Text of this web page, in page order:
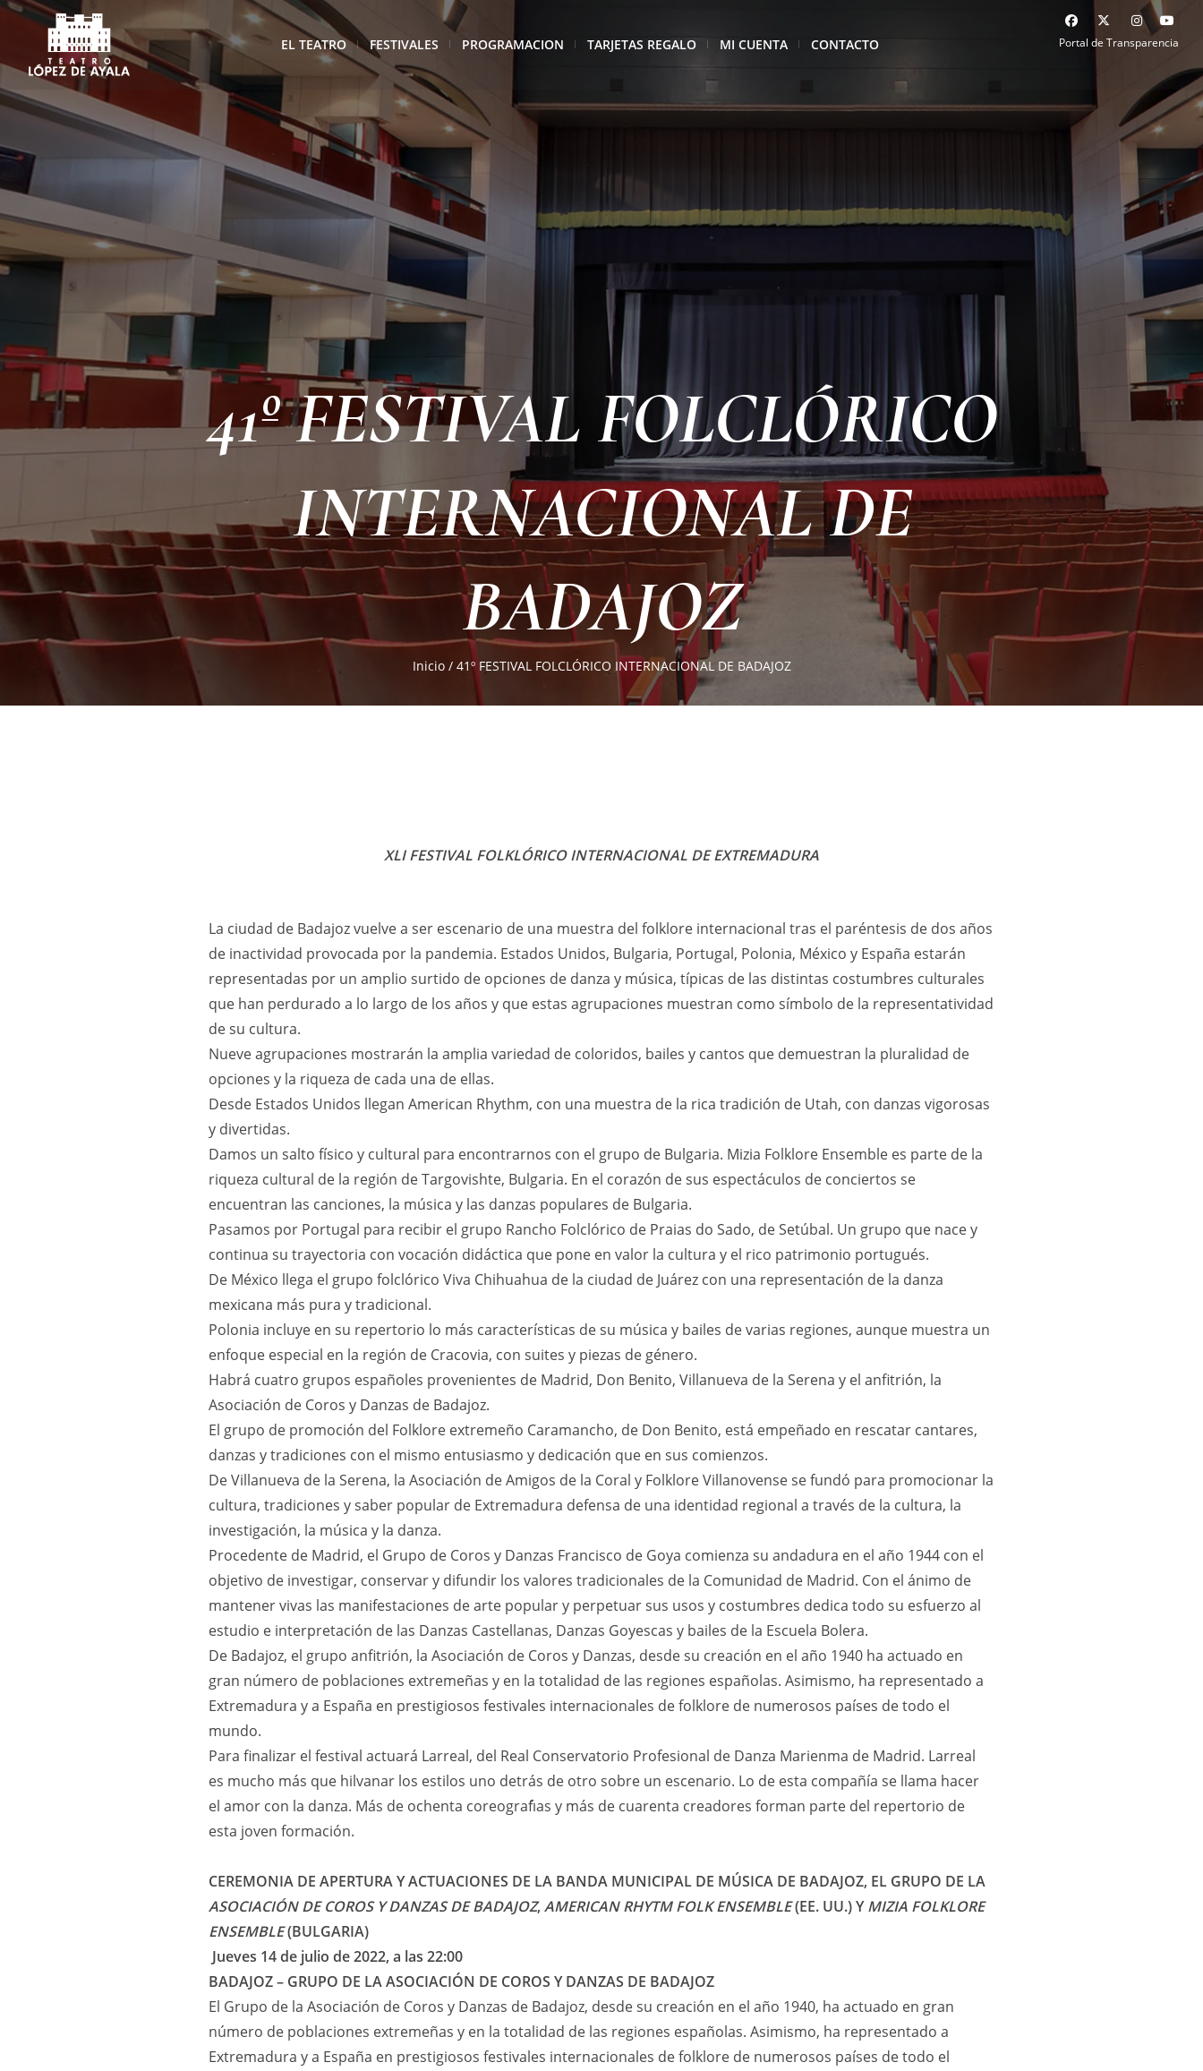
Portal de Transparencia
EL TEATRO FESTIVALES PROGRAMACION TARJETAS REGALO MI CUENTA CONTACTO
41º FESTIVAL FOLCLÓRICO
INTERNACIONAL DE
BADAJOZ
Inicio / 41º FESTIVAL FOLCLÓRICO INTERNACIONAL DE BADAJOZ
XLI FESTIVAL FOLKLÓRICO INTERNACIONAL DE EXTREMADURA
La ciudad de Badajoz vuelve a ser escenario de una muestra del folklore internacional tras el paréntesis de dos años
de inactividad provocada por la pandemia. Estados Unidos, Bulgaria, Portugal, Polonia, México y España estarán
representadas por un amplio surtido de opciones de danza y música, típicas de las distintas costumbres culturales
que han perdurado a lo largo de los años y que estas agrupaciones muestran como símbolo de la representatividad
de su cultura.
Nueve agrupaciones mostrarán la amplia variedad de coloridos, bailes y cantos que demuestran la pluralidad de
opciones y la riqueza de cada una de ellas.
Desde Estados Unidos llegan American Rhythm, con una muestra de la rica tradición de Utah, con danzas vigorosas
y divertidas.
Damos un salto físico y cultural para encontrarnos con el grupo de Bulgaria. Mizia Folklore Ensemble es parte de la
riqueza cultural de la región de Targovishte, Bulgaria. En el corazón de sus espectáculos de conciertos se
encuentran las canciones, la música y las danzas populares de Bulgaria.
Pasamos por Portugal para recibir el grupo Rancho Folclórico de Praias do Sado, de Setúbal. Un grupo que nace y
continua su trayectoria con vocación didáctica que pone en valor la cultura y el rico patrimonio portugués.
De México llega el grupo folclórico Viva Chihuahua de la ciudad de Juárez con una representación de la danza
mexicana más pura y tradicional.
Polonia incluye en su repertorio lo más características de su música y bailes de varias regiones, aunque muestra un
enfoque especial en la región de Cracovia, con suites y piezas de género.
Habrá cuatro grupos españoles provenientes de Madrid, Don Benito, Villanueva de la Serena y el anfitrión, la
Asociación de Coros y Danzas de Badajoz.
El grupo de promoción del Folklore extremeño Caramancho, de Don Benito, está empeñado en rescatar cantares,
danzas y tradiciones con el mismo entusiasmo y dedicación que en sus comienzos.
De Villanueva de la Serena, la Asociación de Amigos de la Coral y Folklore Villanovense se fundó para promocionar la
cultura, tradiciones y saber popular de Extremadura defensa de una identidad regional a través de la cultura, la
investigación, la música y la danza.
Procedente de Madrid, el Grupo de Coros y Danzas Francisco de Goya comienza su andadura en el año 1944 con el
objetivo de investigar, conservar y difundir los valores tradicionales de la Comunidad de Madrid. Con el ánimo de
mantener vivas las manifestaciones de arte popular y perpetuar sus usos y costumbres dedica todo su esfuerzo al
estudio e interpretación de las Danzas Castellanas, Danzas Goyescas y bailes de la Escuela Bolera.
De Badajoz, el grupo anfitrión, la Asociación de Coros y Danzas, desde su creación en el año 1940 ha actuado en
gran número de poblaciones extremeñas y en la totalidad de las regiones españolas. Asimismo, ha representado a
Extremadura y a España en prestigiosos festivales internacionales de folklore de numerosos países de todo el
mundo.
Para finalizar el festival actuará Larreal, del Real Conservatorio Profesional de Danza Marienma de Madrid. Larreal
es mucho más que hilvanar los estilos uno detrás de otro sobre un escenario. Lo de esta compañía se llama hacer
el amor con la danza. Más de ochenta coreografı́as y más de cuarenta creadores forman parte del repertorio de
esta joven formación.
CEREMONIA DE APERTURA Y ACTUACIONES DE LA BANDA MUNICIPAL DE MÚSICA DE BADAJOZ, EL GRUPO DE LA
ASOCIACIÓN DE COROS Y DANZAS DE BADAJOZ,AMERICAN RHYTM FOLK ENSEMBLE(EE. UU.) YMIZIA FOLKLORE
ENSEMBLE(BULGARIA)
Jueves 14 de julio de 2022, a las 22:00
BADAJOZ – GRUPO DE LA ASOCIACIÓN DE COROS Y DANZAS DE BADAJOZ
El Grupo de la Asociación de Coros y Danzas de Badajoz, desde su creación en el año 1940, ha actuado en gran
número de poblaciones extremeñas y en la totalidad de las regiones españolas. Asimismo, ha representado a
Extremadura y a España en prestigiosos festivales internacionales de folklore de numerosos países de todo el